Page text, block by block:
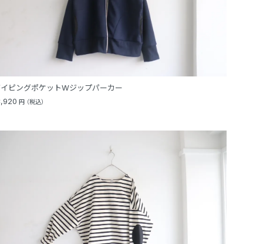
ピングポケットWジップパーカー
円（税込）